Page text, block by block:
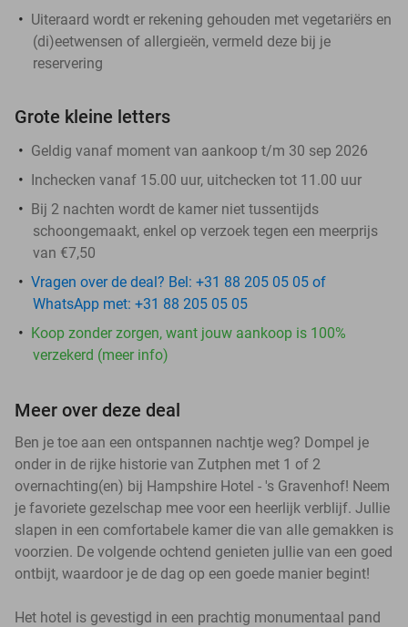
Uiteraard wordt er rekening gehouden met vegetariërs en
(di)eetwensen of allergieën, vermeld deze bij je
reservering
Grote kleine letters
Geldig vanaf moment van aankoop t/m 30 sep 2026
Inchecken vanaf 15.00 uur, uitchecken tot 11.00 uur
Bij 2 nachten wordt de kamer niet tussentijds
schoongemaakt, enkel op verzoek tegen een meerprijs
van €7,50
Vragen over de deal? Bel: +31 88 205 05 05 of
WhatsApp met: +31 88 205 05 05
Koop zonder zorgen, want jouw aankoop is 100%
verzekerd (meer info)
Meer over deze deal
Ben je toe aan een ontspannen nachtje weg? Dompel je
onder in de rijke historie van Zutphen met 1 of 2
overnachting(en) bij Hampshire Hotel - 's Gravenhof! Neem
je favoriete gezelschap mee voor een heerlijk verblijf. Jullie
slapen in een comfortabele kamer die van alle gemakken is
voorzien. De volgende ochtend genieten jullie van een goed
ontbijt, waardoor je de dag op een goede manier begint!
Het hotel is gevestigd in een prachtig monumentaal pand